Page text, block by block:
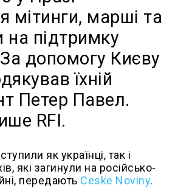
мітинги, марші та
на підтримку
допомогу Києву
їхній
Петер Павел.
RFI.
як українці, так і
які загинули на російсько-
передають Ceske Noviny.